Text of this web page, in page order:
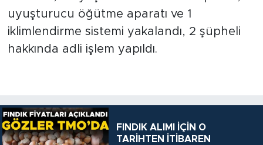
uyuşturucu öğütme aparatı ve 1
iklimlendirme sistemi yakalandı, 2 şüpheli
hakkında adli işlem yapıldı.
FINDIK ALIMI İÇİN O
TARİHTEN İTİBAREN